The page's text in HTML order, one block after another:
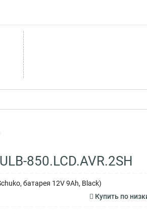
850.LCD.AVR.2SH
батарея 12V 9Ah, Black)
Купить по